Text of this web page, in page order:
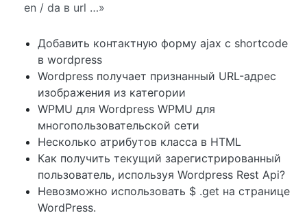
en / da в url …»
Добавить контактную форму ajax с shortcode
в wordpress
Wordpress получает признанный URL-адрес
изображения из категории
WPMU для Wordpress WPMU для
многопользовательской сети
Несколько атрибутов класса в HTML
Как получить текущий зарегистрированный
пользователь, используя Wordpress Rest Api?
Невозможно использовать $ .get на странице
WordPress.